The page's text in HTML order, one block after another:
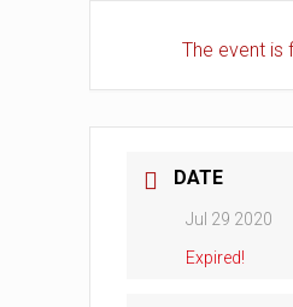
The event is
DATE
Jul 29 2020
Expired!